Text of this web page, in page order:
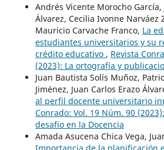
Andrés Vicente Morocho García,
Álvarez, Cecilia Ivonne Narváez
Mauricio Carvache Franco, La
estudiantes universitarios y su
crédito educativo , Revista
(2023): La ortografía y
Juan Bautista Solís Muñoz,
Jiménez, Juan Carlos Erazo
al perfil docente universitario
Conrado: Vol. 19 Núm. 90
desafio en la Docencia
Amada Asucena Chica Vega,
Importancia de la planificación